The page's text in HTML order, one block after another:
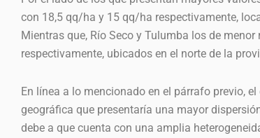
con 18,5 qq/ha y 15 qq/ha respectivamente,
Mientras que, Río Seco y Tulumba los de
respectivamente, ubicados en el norte de la
En línea a lo mencionado en el párrafo previo,
geográfica que presentaría una mayor
debe a que cuenta con una amplia